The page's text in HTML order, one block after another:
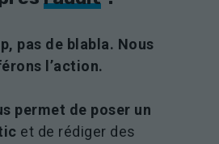
pas de blabla. Nous
l’action.
permet de poser un
et de rédiger des